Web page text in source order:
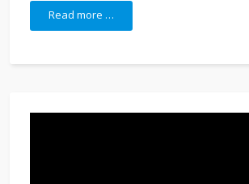
Read more …